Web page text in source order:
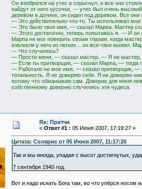
Он взобрался на утес и спрыгнул, и все они
найдут от него кусочки, — утес был очень
деревом в долине, он сидел под деревом. Все
— Это действительно что-то. Ты использовал мое
— Это было твое имя, — сказал Марпа. Мастер
— Этого достаточно, теперь попытаюсь я. — И он
Марпа не мог поверить своим глазам, когда
извлекли у него из легких... он все-таки выжил.
— Что случилось?
— Прости меня, — сказал мастер. — Я не мастер,
— Если ты притворщик, — сказал Марпа, — тогда
— Работало не мое имя, — сказал притворщик, —
тотальность. Я не доверяю себе. Я не доверяю
потому что обманываю сам. Доверие для меня
собственному доверию случились эти чудеса.
Re: Притчи
« Ответ #1 : 05 Июня 2007, 17:19:27 »
Цитата: Солярис от 05 Июня 2007, 11:17:20
Так и мы иногда, упадая с высот достигнутых,
7 сентября 1940 год.
Вот и надо искать Бога там, во что упёрся носом